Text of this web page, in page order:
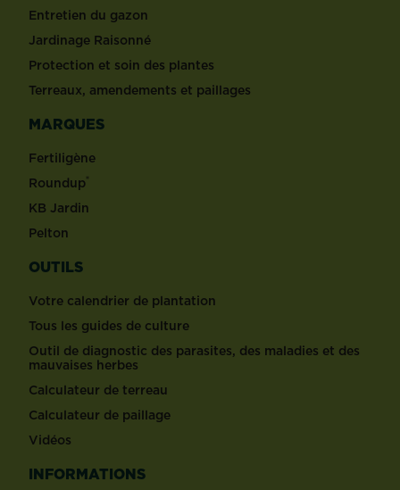
Entretien du gazon
Jardinage Raisonné
Protection et soin des plantes
Terreaux, amendements et paillages
MARQUES
Fertiligène
Roundup®
KB Jardin
Pelton
OUTILS
Votre calendrier de plantation
Tous les guides de culture
Outil de diagnostic des parasites, des maladies et des
mauvaises herbes
Calculateur de terreau
Calculateur de paillage
Vidéos
INFORMATIONS